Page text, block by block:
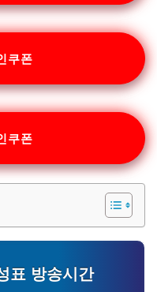
쿠폰
쿠폰
표 방송시간